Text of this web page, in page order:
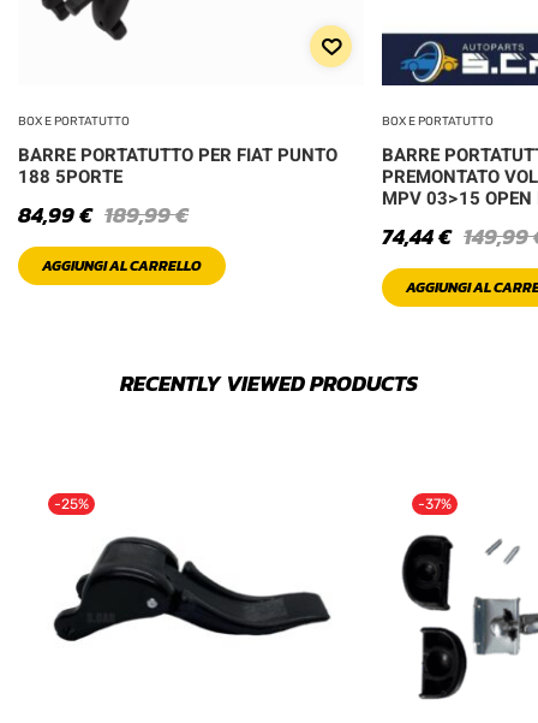
BOX E PORTATUTTO
BARRE PORTATUTTO PER FIAT PUNTO
188 5PORTE
189,99€
84,99€
AGGIUNGI AL CARRELLO
BOX E PORTATUTTO
BARRE
PREMONTATO
MPV 03>15 OPEN
149,99
74,44€
AGGIUNGI AL
RECENTLY VIEWED PRODUCTS
-25% -37%